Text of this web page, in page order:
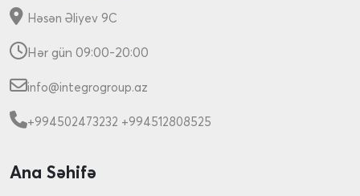
Həsən Əliyev 9C
Hər gün 09:00-20:00
info@integrogroup.az
+994502473232 +994512808525
Ana Səhifə